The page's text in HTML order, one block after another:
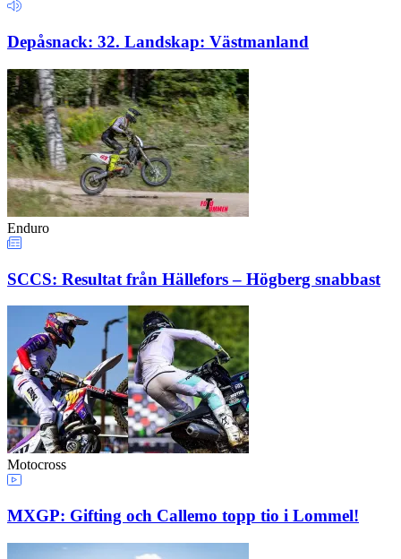
Depåsnack: 32. Landskap: Västmanland
Enduro
SCCS: Resultat från Hällefors – Högberg snabbast
Motocross
MXGP: Gifting och Callemo topp tio i Lommel!